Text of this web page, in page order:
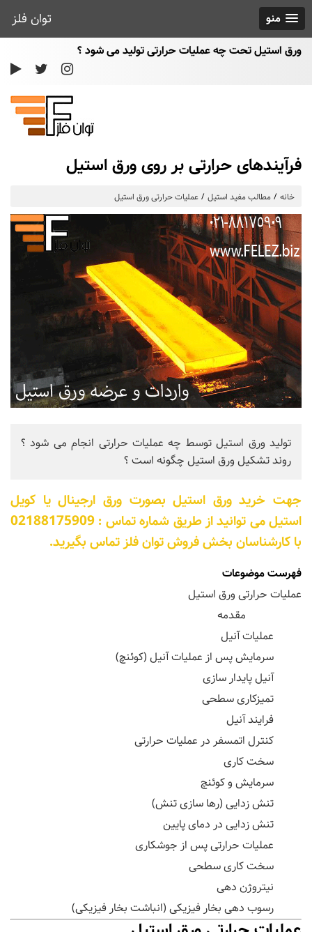
توان فلز
منو
ورق استیل تحت چه عملیات حرارتی تولید می شود ؟
فرآیندهای حرارتی بر روی ورق استیل
خانه مطالب مفید استیل عملیات حرارتی ورق استیل
تولید ورق استیل توسط چه عملیات حرارتی انجام می شود ؟
روند تشکیل ورق استیل چگونه است ؟
جهت خرید ورق استیل بصورت ورق ارجینال یا کویل
استیل می توانید از طریق شماره تماس : 02188175909
با کارشناسان بخش فروش توان فلز تماس بگیرید.
فهرست موضوعات
عملیات حرارتی ورق استیل
مقدمه
عملیات آنیل
سرمایش پس از عملیات آنیل (کوئنچ)
آنیل پایدار سازی
تمیزکاری سطحی
فرایند آنیل
کنترل اتمسفر در عملیات حرارتی
سخت کاری
سرمایش و کوئنچ
تنش زدایی (رها سازی تنش)
تنش زدایی در دمای پایین
عملیات حرارتی پس از جوشکاری
سخت کاری سطحی
نیتروژن دهی
رسوب دهی بخار فیزیکی (انباشت بخار فیزیکی)